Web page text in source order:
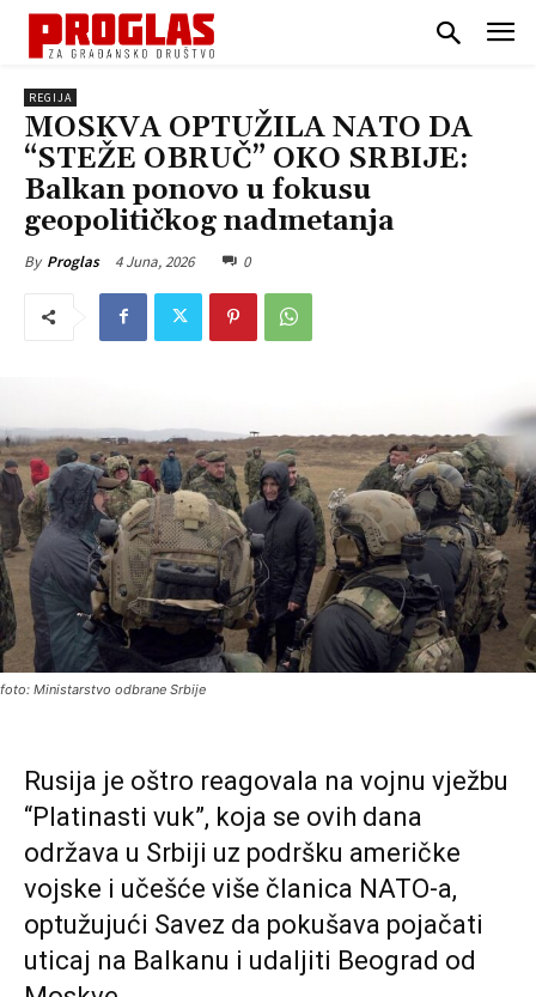
REGIJA
MOSKVA OPTUŽILA NATO DA
“STEŽE OBRUČ” OKO SRBIJE:
Balkan ponovo u fokusu
geopolitičkog nadmetanja
By Proglas 4 Juna, 2026 0
foto: Ministarstvo odbrane Srbije
Rusija je oštro reagovala na vojnu vježbu
“Platinasti vuk”, koja se ovih dana
održava u Srbiji uz podršku američke
vojske i učešće više članica NATO-a,
optužujući Savez da pokušava pojačati
uticaj na Balkanu i udaljiti Beograd od